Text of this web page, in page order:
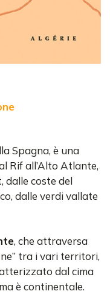
Spagna, è una
Rif all’Alto Atlante,
dalle coste del
dalle verdi vallate
, che attraversa
tra i vari territori,
dal cima
è continentale.